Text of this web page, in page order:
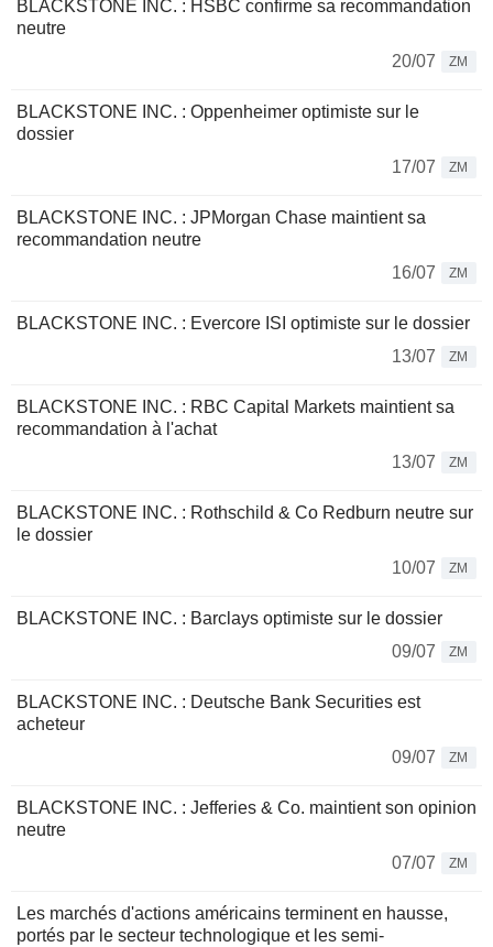
BLACKSTONE INC. : HSBC confirme sa recommandation
neutre
20/07
ZM
BLACKSTONE INC. : Oppenheimer optimiste sur le
dossier
17/07
ZM
BLACKSTONE INC. : JPMorgan Chase maintient sa
recommandation neutre
16/07
ZM
BLACKSTONE INC. : Evercore ISI optimiste sur le dossier
13/07
ZM
BLACKSTONE INC. : RBC Capital Markets maintient sa
recommandation à l'achat
13/07
ZM
BLACKSTONE INC. : Rothschild & Co Redburn neutre sur
le dossier
10/07
ZM
BLACKSTONE INC. : Barclays optimiste sur le dossier
09/07
ZM
BLACKSTONE INC. : Deutsche Bank Securities est
acheteur
09/07
ZM
BLACKSTONE INC. : Jefferies & Co. maintient son opinion
neutre
07/07
ZM
Les marchés d'actions américains terminent en hausse,
portés par le secteur technologique et les semi-